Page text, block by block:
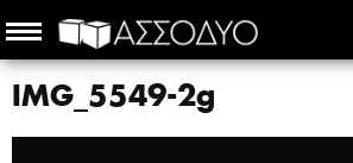
IMG_5549-2g